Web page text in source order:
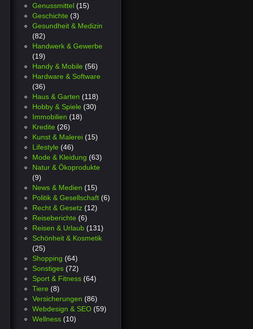
Genussmittel (15)
Geschichte (3)
Gesundheit & Medizin
(82)
Handwerk & Gewerbe
(19)
Handy & Mobile (56)
Hardware & Software
(36)
Haus & Garten (118)
Hobby & Spiele (30)
Immobilien (18)
Kredite (26)
Kunst & Malerei (15)
Lifestyle (46)
Mode & Kleidung (63)
Natur & Ökoprodukte
(9)
News & Medien (15)
Politik & Gesellschaft (6)
Recht & Gesetz (12)
Reiseberichte (6)
Reisen & Urlaub (131)
Schönheit & Kosmetik
(25)
Shopping (64)
Sonstiges (72)
Sport & Fitness (64)
Tiere (8)
Versicherungen (86)
Webdesign & SEO (59)
Wellness (10)